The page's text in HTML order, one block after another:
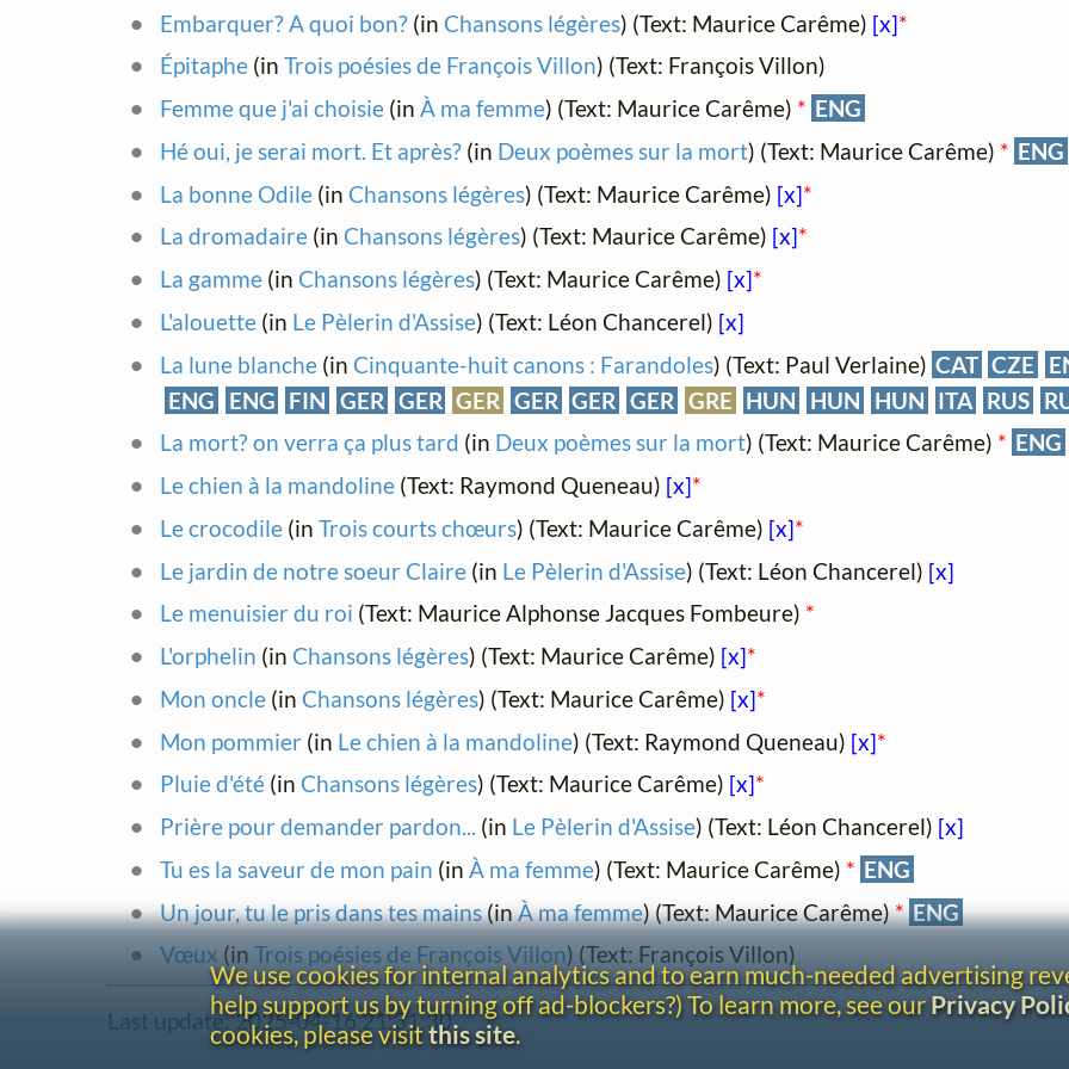
Embarquer? A quoi bon?(in Chansons légères) (Text: Maurice Carême) [x]*
Épitaphe(in Trois poésies de François Villon) (Text: François Villon)
Femme que j'ai choisie(in À ma femme) (Text: Maurice Carême) * ENG
Hé oui, je serai mort. Et après?(in Deux poèmes sur la mort) (Text: Maurice Carême) * ENG
La bonne Odile(in Chansons légères) (Text: Maurice Carême) [x]*
La dromadaire(in Chansons légères) (Text: Maurice Carême) [x]*
La gamme(in Chansons légères) (Text: Maurice Carême) [x]*
L'alouette(in Le Pèlerin d'Assise) (Text: Léon Chancerel) [x]
La lune blanche(in Cinquante-huit canons : Farandoles) (Text: Paul Verlaine) CAT CZE
ENG
ENG FIN GER GER GER GER GER GER GRE HUN HUN HUN ITA RUS
La mort? on verra ça plus tard (in Deux poèmes sur la mort) (Text: Maurice Carême) * ENG
Le chien à la mandoline(Text: Raymond Queneau) [x]*
Le crocodile(in Trois courts chœurs) (Text: Maurice Carême) [x]*
Le jardin de notre soeur Claire(in Le Pèlerin d'Assise) (Text: Léon Chancerel) [x]
Le menuisier du roi (Text: Maurice Alphonse Jacques Fombeure) *
L'orphelin (in Chansons légères) (Text: Maurice Carême) [x]*
Mon oncle(in Chansons légères) (Text: Maurice Carême) [x]*
Mon pommier (in Le chien à la mandoline) (Text: Raymond Queneau) [x]*
Pluie d'été(in Chansons légères) (Text: Maurice Carême) [x]*
Prière pour demander pardon... (in Le Pèlerin d'Assise) (Text: Léon Chancerel) [x]
Tu es la saveur de mon pain (in À ma femme) (Text: Maurice Carême) * ENG
Un jour, tu le pris dans tes mains(inÀ ma femme) (Text: Maurice Carême)* ENG
Vœux (in Trois poésies de François Villon) (Text: François Villon)
Last update: 2025-04-16 21:31:30
We use cookies for internal analytics and to earn much-needed advertising
help support us by turning off ad-blockers?) To learn more, see ourPrivacy
cookies, please visitthis site.